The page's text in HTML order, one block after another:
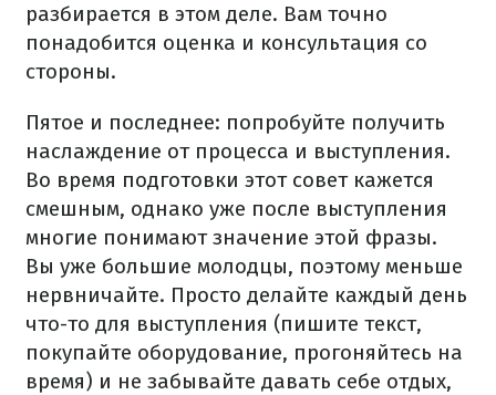
разбирается в этом деле. Вам точно
понадобится оценка и консультация со
стороны.
Пятое и последнее: попробуйте получить
наслаждение от процесса и выступления.
Во время подготовки этот совет кажется
смешным, однако уже после выступления
многие понимают значение этой фразы.
Вы уже большие молодцы, поэтому меньше
нервничайте. Просто делайте каждый день
что-то для выступления (пишите текст,
покупайте оборудование, прогоняйтесь на
время) и не забывайте давать себе отдых,